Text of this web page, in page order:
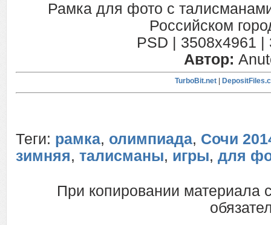
Рамка для фото с
Российском
PSD | 3508x4961 |
Автор:
TurboBit.net
Теги: рамка, олимпиада, Сочи
зимняя, талисманы, игры, для
При копировании материала